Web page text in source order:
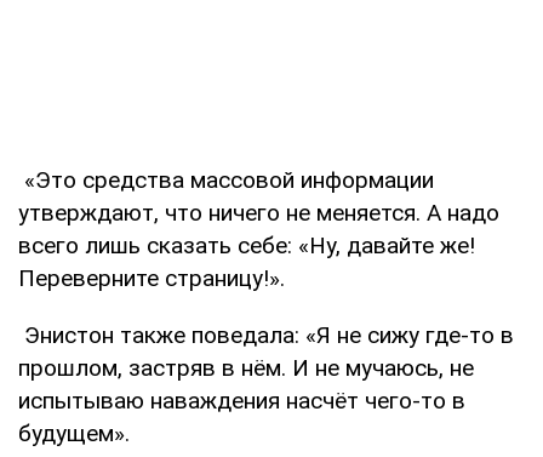
«Это средства массовой информации
утверждают, что ничего не меняется. А надо
всего лишь сказать себе: «Ну, давайте же!
Переверните страницу!».
Энистон также поведала: «Я не сижу где-то в
прошлом, застряв в нём. И не мучаюсь, не
испытываю наваждения насчёт чего-то в
будущем».